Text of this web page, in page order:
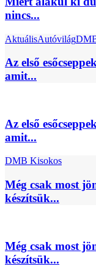
nincs...
AktuálisAutóvilág
Az első
amit...
Az első
amit...
DMB Kisokos
Még csak most
készítsük...
Még csak most
készítsük...